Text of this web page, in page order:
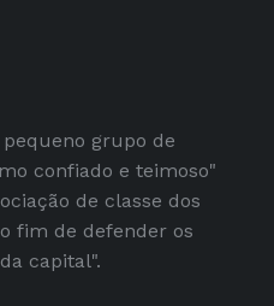
grupo de
confiado e teimoso"
de classe dos
fim de defender os
capital".